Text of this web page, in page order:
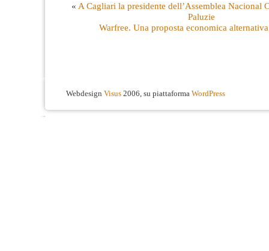
« A Cagliari la presidente dell’Assemblea Nacional
Paluzie
Warfree. Una proposta economica
Webdesign Visus 2006, su piattaforma WordPress